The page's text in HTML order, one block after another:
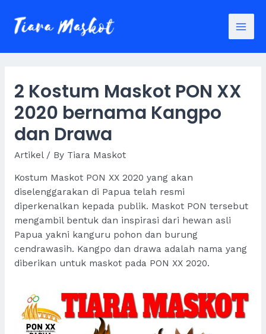
content
2 Kostum Maskot PON XX
2020 bernama Kangpo
dan Drawa
Artikel/ By Tiara Maskot
Kostum Maskot PON XX 2020 yang akan
diselenggarakan di Papua telah resmi
diperkenalkan kepada publik. Maskot PON tersebut
mengambil bentuk dan inspirasi dari hewan asli
Papua yakni kanguru pohon dan burung
cendrawasih. Kangpo dan drawa adalah nama yang
diberikan untuk maskot pada PON XX 2020.